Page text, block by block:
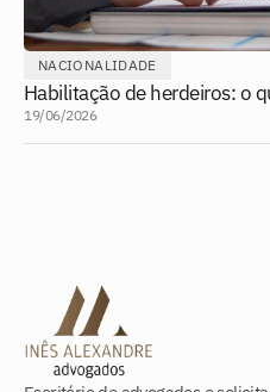
NACIONALIDADE
Habilitação de herdeiros: o
quando é necessária?
19/06/2026